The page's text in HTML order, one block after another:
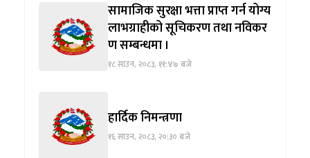
सामाजिक सुरक्षा भत्ता प्राप्त गर्न योग्य
लाभग्राहीको सूचिकरण तथा नविकर
ण सम्बन्धमा ।
१८ साउन, २०८३, ११:४७ बजे
हार्दिक निमन्त्रणा
१६ साउन, २०८३, २०:३० बजे